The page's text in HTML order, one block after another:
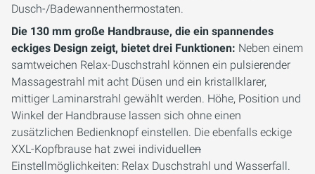
Dusch-/Badewannenthermostaten.
Die 130 mm große Handbrause, die ein spannendes
eckiges Design zeigt, bietet drei Funktionen: Neben einem
samtweichen Relax-Duschstrahl können ein pulsierender
Massagestrahl mit acht Düsen und ein kristallklarer,
mittiger Laminarstrahl gewählt werden. Höhe, Position und
Winkel der Handbrause lassen sich ohne einen
zusätzlichen Bedienknopf einstellen. Die ebenfalls eckige
XXL-Kopfbrause hat zwei individuellen
Einstellmöglichkeiten: Relax Duschstrahl und Wasserfall.